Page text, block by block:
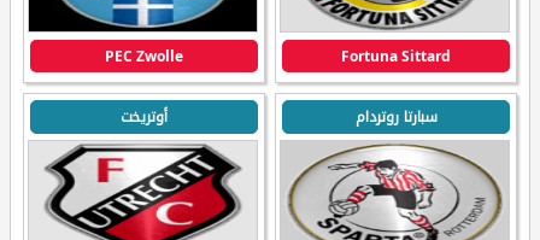
Fortuna Sittard
PEC Zwolle
سبارتا روتردام أوتريخت